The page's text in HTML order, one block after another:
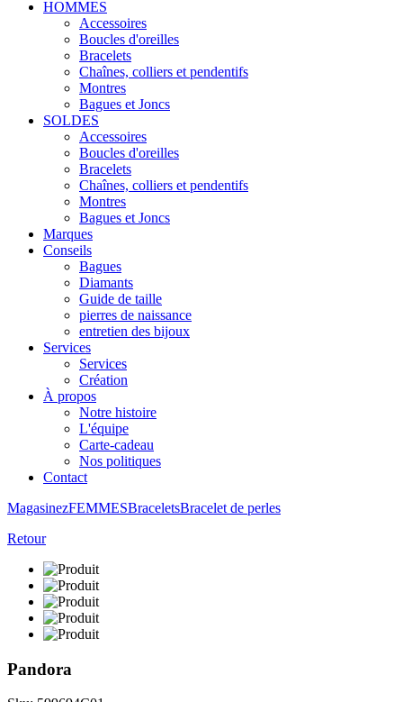
HOMMES
Accessoires
Boucles d'oreilles
Bracelets
Chaînes, colliers et pendentifs
Montres
Bagues et Joncs
SOLDES
Accessoires
Boucles d'oreilles
Bracelets
Chaînes, colliers et pendentifs
Montres
Bagues et Joncs
Marques
Conseils
Bagues
Diamants
Guide de taille
pierres de naissance
entretien des bijoux
Services
Services
Création
À propos
Notre histoire
L'équipe
Carte-cadeau
Nos politiques
Contact
MagasinezFEMMESBraceletsBracelet de perles
Retour
Pandora